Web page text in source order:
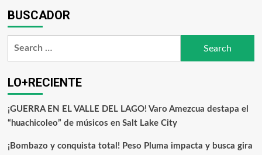
BUSCADOR
LO+RECIENTE
¡GUERRA EN EL VALLE DEL LAGO! Varo Amezcua destapa el
“huachicoleo” de músicos en Salt Lake City
¡Bombazo y conquista total! Peso Pluma impacta y busca gira